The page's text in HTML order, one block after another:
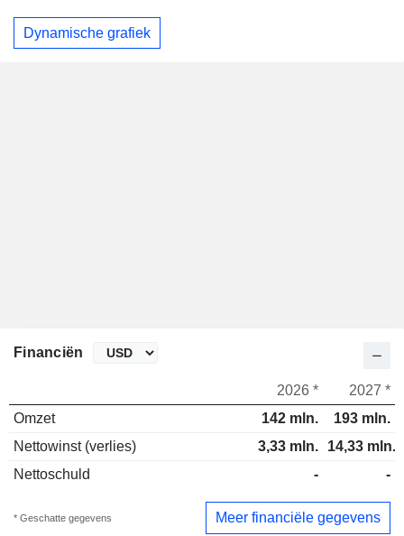
Dynamische grafiek
Financiën
2026 *
2027 *
Omzet
142 mln.
193 mln.
Nettowinst (verlies)
3,33 mln.
14,33 mln.
Nettoschuld
- -
* Geschatte gegevens Meer financiële gegevens